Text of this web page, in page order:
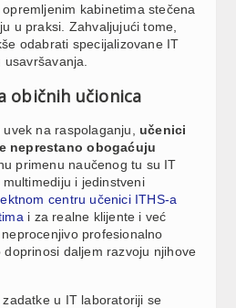
kabinetima stečena
u praksi. Zahvaljujući tome,
odabrati specijalizovane IT
običnih učionica
uvek na raspolaganju,učenici
neprestano obogaćuju
primenu naučenog tu su IT
i jedinstveni
centru učenici ITHS-a
i za realne klijente i već
profesionalno
daljem razvoju njihove
u IT laboratoriji se